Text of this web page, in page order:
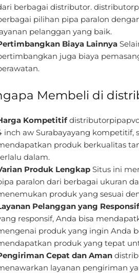
berbagai distributor.
pilihan pipa paralon
pelanggan yang baik.
Biaya Lainnya
juga biaya
Membeli di
Kompetitif
inch aw Surabayayang kompetitif,
produk berkualitas
dalam.
Produk Lengkap Situs ini
paralon dari berbagai ukuran
produk yang sesuai
Pelanggan yang Responsif
responsif, Anda bisa
produk yang ingin Anda
produk yang tepat
Cepat dan Aman
layanan pengiriman